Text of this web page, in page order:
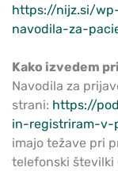
https://nijz.si/
navodila-za-
Kako izvedem
Navodila za
strani: https://
in-registriram-v-
imajo težave pri
telefonski številki